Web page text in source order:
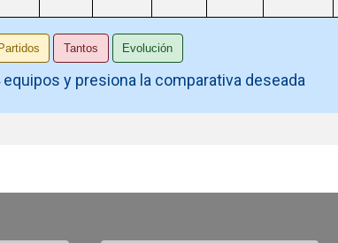
y presiona la comparativa deseada